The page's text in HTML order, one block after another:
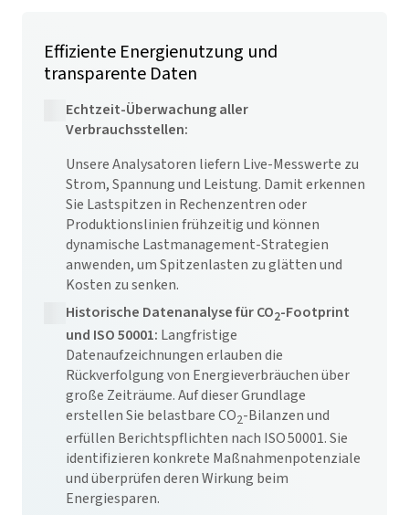
Effiziente Energienutzung und
transparente Daten
Echtzeit-Überwachung aller
Verbrauchsstellen:
Unsere Analysatoren liefern Live-Messwerte zu
Strom, Spannung und Leistung. Damit erkennen
Sie Lastspitzen in Rechenzentren oder
Produktionslinien frühzeitig und können
dynamische Lastmanagement-Strategien
anwenden, um Spitzenlasten zu glätten und
Kosten zu senken.
Historische Datenanalyse für CO2-Footprint
und ISO 50001: Langfristige
Datenaufzeichnungen erlauben die
Rückverfolgung von Energieverbräuchen über
große Zeiträume. Auf dieser Grundlage
erstellen Sie belastbare CO2-Bilanzen und
erfüllen Berichtspflichten nach ISO 50001. Sie
identifizieren konkrete Maßnahmenpotenziale
und überprüfen deren Wirkung beim
Energiesparen.